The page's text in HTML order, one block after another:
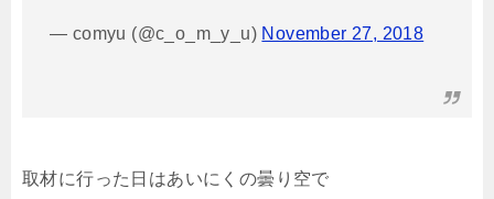
— comyu (@c_o_m_y_u) November 27, 2018
取材に行った日はあいにくの曇り空で